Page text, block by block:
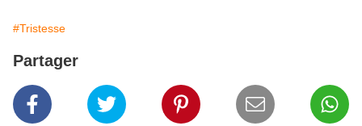
#Tristesse
Partager